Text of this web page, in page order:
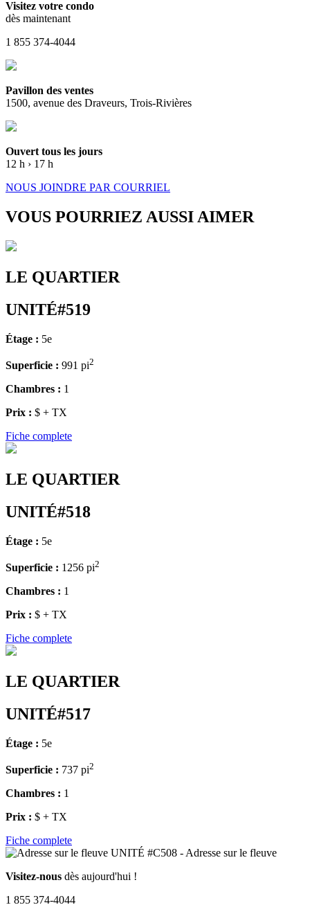
Visitez votre condo
dès maintenant
1 855 374-4044
Pavillon des ventes
1500, avenue des Draveurs, Trois-Rivières
Ouvert tous les jours
12 h › 17 h
NOUS JOINDRE PAR COURRIEL
VOUS POURRIEZ AUSSI AIMER
LE QUARTIER
UNITÉ#519
Étage : 5e
Superficie : 991 pi2
Chambres : 1
Prix : $ + TX
Fiche complete
LE QUARTIER
UNITÉ#518
Étage : 5e
Superficie : 1256 pi2
Chambres : 1
Prix : $ + TX
Fiche complete
LE QUARTIER
UNITÉ#517
Étage : 5e
Superficie : 737 pi2
Chambres : 1
Prix : $ + TX
Fiche complete
Visitez-nous dès aujourd'hui !
1 855 374-4044